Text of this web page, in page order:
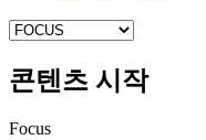
콘텐츠 시작
Focus